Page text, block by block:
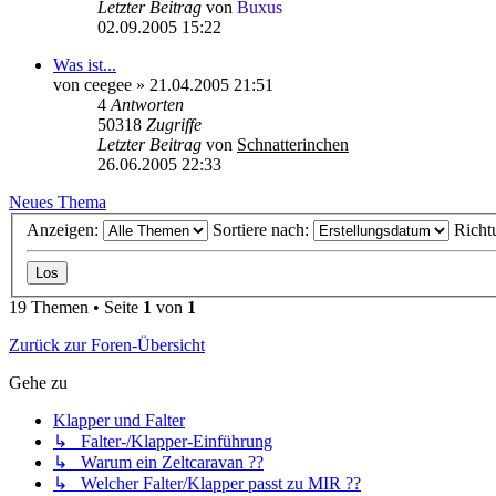
Letzter Beitrag von Buxus
02.09.2005 15:22
Was ist...
von ceegee » 21.04.2005 21:51
4 Antworten
50318 Zugriffe
Letzter Beitrag von Schnatterinchen
26.06.2005 22:33
Neues Thema
Anzeigen:
Sortiere nach:
19 Themen • Seite 1 von 1
Zurück zur Foren-Übersicht
Gehe zu
Klapper und Falter
↳ Falter-/Klapper-Einführung
↳ Warum ein Zeltcaravan ??
↳ Welcher Falter/Klapper passt zu MIR ??